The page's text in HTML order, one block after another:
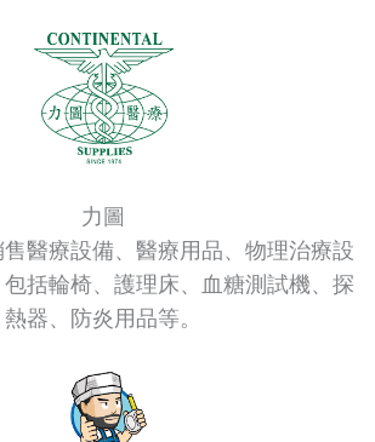
力圖
醫療設備、醫療用品、物理治療設
括輪椅、護理床、血糖測試機、探
熱器、防炎用品等。